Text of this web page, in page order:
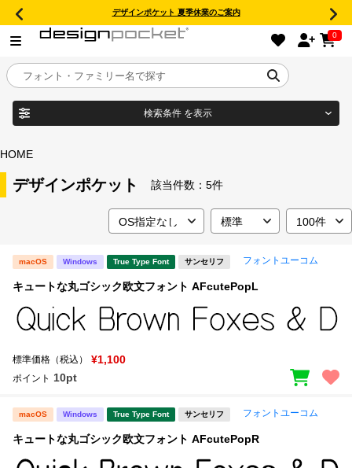
デザインポケット 夏季休業のご案内
0
目的別フォントガイド
特集
年間ライセンス商品
キャンペーン一覧
新着一覧
検索条件 を表示
フォント形式
宋朝体 清朝体
教科書体 行書体
HOME
デザインポケット 該当件数： 5件
macOS Windows True Type Font サンセリフ フォントユーコム
キュートな丸ゴシック欧文フォント AFcutePopL
標準価格（税込） ¥1,100
ポイント 10pt
macOS Windows True Type Font サンセリフ フォントユーコム
キュートな丸ゴシック欧文フォント AFcutePopR